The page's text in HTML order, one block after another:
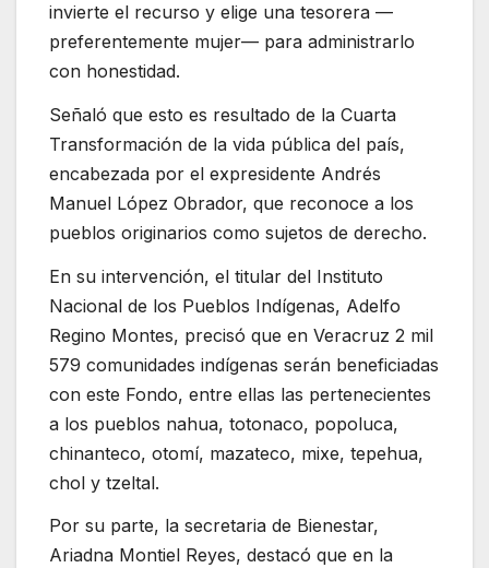
invierte el recurso y elige una tesorera —
preferentemente mujer— para administrarlo
con honestidad.
Señaló que esto es resultado de la Cuarta
Transformación de la vida pública del país,
encabezada por el expresidente Andrés
Manuel López Obrador, que reconoce a los
pueblos originarios como sujetos de derecho.
En su intervención, el titular del Instituto
Nacional de los Pueblos Indígenas, Adelfo
Regino Montes, precisó que en Veracruz 2 mil
579 comunidades indígenas serán beneficiadas
con este Fondo, entre ellas las pertenecientes
a los pueblos nahua, totonaco, popoluca,
chinanteco, otomí, mazateco, mixe, tepehua,
chol y tzeltal.
Por su parte, la secretaria de Bienestar,
Ariadna Montiel Reyes, destacó que en la